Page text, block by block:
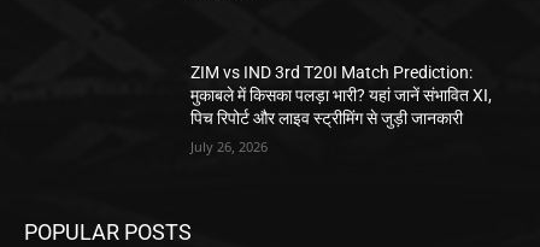
ZIM vs IND 3rd T20I Match Prediction:
मुकाबले में किसका पलड़ा भारी? यहां जानें संभावित XI,
पिच रिपोर्ट और लाइव स्ट्रीमिंग से जुड़ी जानकारी
July 26, 2026
POPULAR POSTS